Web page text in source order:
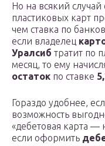
Но на всякий
пластиковых карт
чем ставка по
если владелец
Уралсиб тратит по
месяц, то ему
остаток по ставке
Гораздо удобнее,
возможность
«дебетовая карта —
если оформить